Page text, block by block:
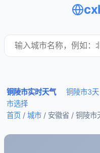
铜陵市实时天气 铜陵市3天
市选择
首页 / 城市 / 安徽省 / 铜陵市